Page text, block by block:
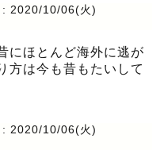
: 2020/10/06(火)
にほとんど海外に逃が
方は今も昔もたいして
: 2020/10/06(火)